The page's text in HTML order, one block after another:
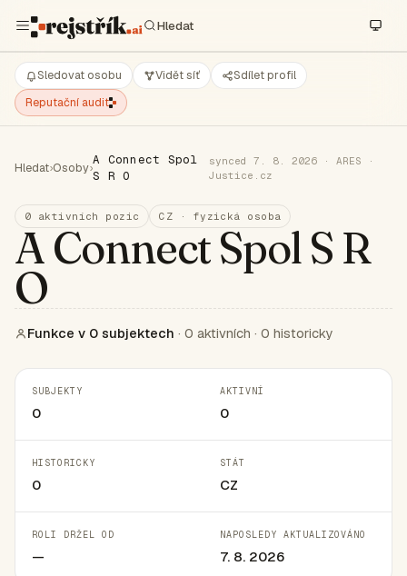
Sledovat osobu Vidět síť
Sdílet profil
Reputační audit
Hledat›Osoby›
A Connect Spol
S R O
synced 7. 8. 2026 · ARES ·
Justice.cz
0 aktivních pozic CZ · fyzická osoba
A Connect Spol S R
O
Funkce v 0 subjektech · 0 aktivních · 0 historicky
SUBJEKTY
0
AKTIVNÍ
0
HISTORICKY
0
STÁT
CZ
ROLI DRŽEL OD
—
NAPOSLEDY AKTUALIZOVÁNO
7. 8. 2026